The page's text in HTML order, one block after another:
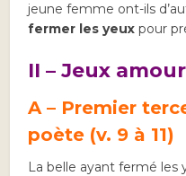
jeune femme ont-ils
fermer les yeuxpour
II – Jeux
A – Premier
poète (v. 9 à 11)
La belle ayant fermé les